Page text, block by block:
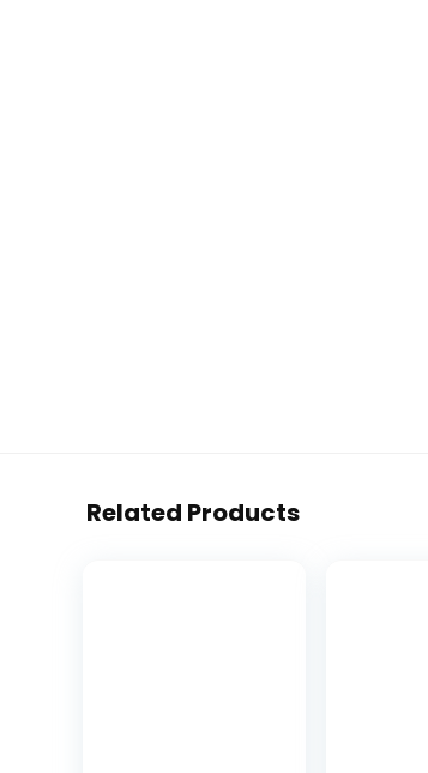
Related Products